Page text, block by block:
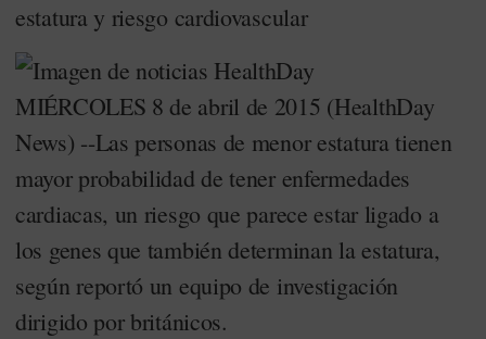
estatura y riesgo cardiovascular
MIÉRCOLES 8 de abril de 2015 (HealthDay
News) --Las personas de menor estatura tienen
mayor probabilidad de tener enfermedades
cardiacas, un riesgo que parece estar ligado a
los genes que también determinan la estatura,
según reportó un equipo de investigación
dirigido por británicos.